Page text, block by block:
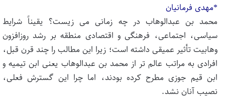
*مهدی فرمانیان
محمد بن عبدالوهاب در چه زمانی می زیست؟ یقیناً شرایط
سیاسی، اجتماعی، فرهنگی و اقتصادی منطقه بر رشد روزافزون
وهابیت تأثیر عمیقی داشته است؛ زیرا این مطالب را چند قرن قبل،
افرادی به مراتب عالم تر از محمد بن عبدالوهاب یعنی ابن تیمیه و
ابن قیم جوزی مطرح کرده بودند، اما چرا این گسترش فعلی،
نصیب آنان نشد.